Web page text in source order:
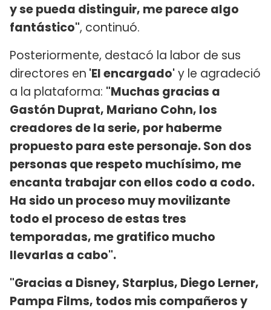
y se pueda distinguir, me parece algo
fantástico", continuó.
Posteriormente, destacó la labor de sus
directores en 'El encargado'y le agradeció
a la plataforma: "Muchas gracias a
Gastón Duprat, Mariano Cohn, los
creadores de la serie, por haberme
propuesto para este personaje. Son dos
personas que respeto muchísimo, me
encanta trabajar con ellos codo a codo.
Ha sido un proceso muy movilizante
todo el proceso de estas tres
temporadas, me gratifico mucho
llevarlas a cabo".
"Gracias a Disney, Starplus, Diego Lerner,
Pampa Films, todos mis compañeros y